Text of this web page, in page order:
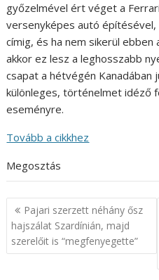
győzelmével ért véget a
versenyképes autó
címig, és ha nem sikerül
akkor ez lesz a leghosszabb
csapat a hétvégén
különleges, történelmet idéző
eseményre.
Tovább a cikkhez
Megosztás
Bejegyzés
navigáció
Pajari szerzett néhány ősz
hajszálat Szardínián, majd
szerelőit is “megfenyegette”